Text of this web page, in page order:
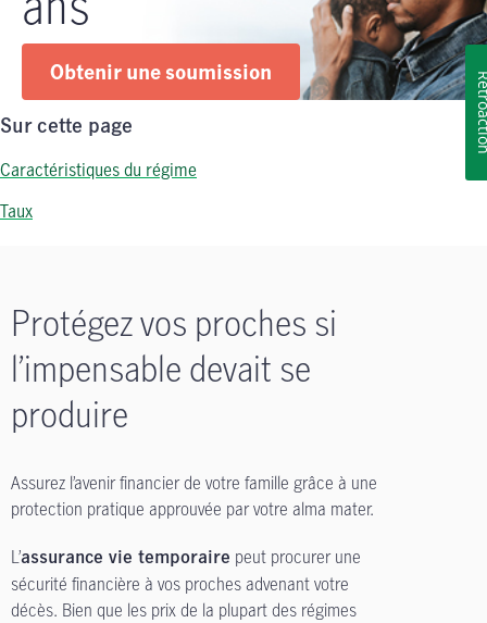
Obtenir une soumission
Sur cette page
Caractéristiques du régime
Taux
Protégez vos proches si
l’impensable devait se
produire
Assurez l’avenir financier de votre famille grâce à une
protection pratique approuvée par votre alma mater.
L’assurance vie temporaire peut procurer une
sécurité financière à vos proches advenant votre
décès. Bien que les prix de la plupart des régimes